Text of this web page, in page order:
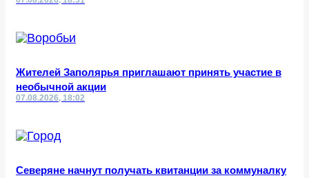
Жителей Заполярья приглашают принять участие в
необычной акции
07.08.2026, 18:02
Северяне начнут получать квитанции за коммуналку